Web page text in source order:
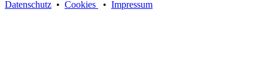
Datenschutz • Cookies • Impressum